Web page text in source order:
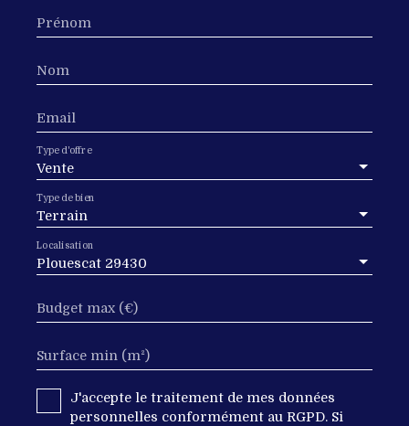
Prénom
Nom
Email
Vente
Type d'offre
Terrain
Type de bien
Plouescat 29430
Localisation
Budget max (€)
Surface min (m²)
J'accepte le traitement de mes données
personnelles conformément au RGPD. Si